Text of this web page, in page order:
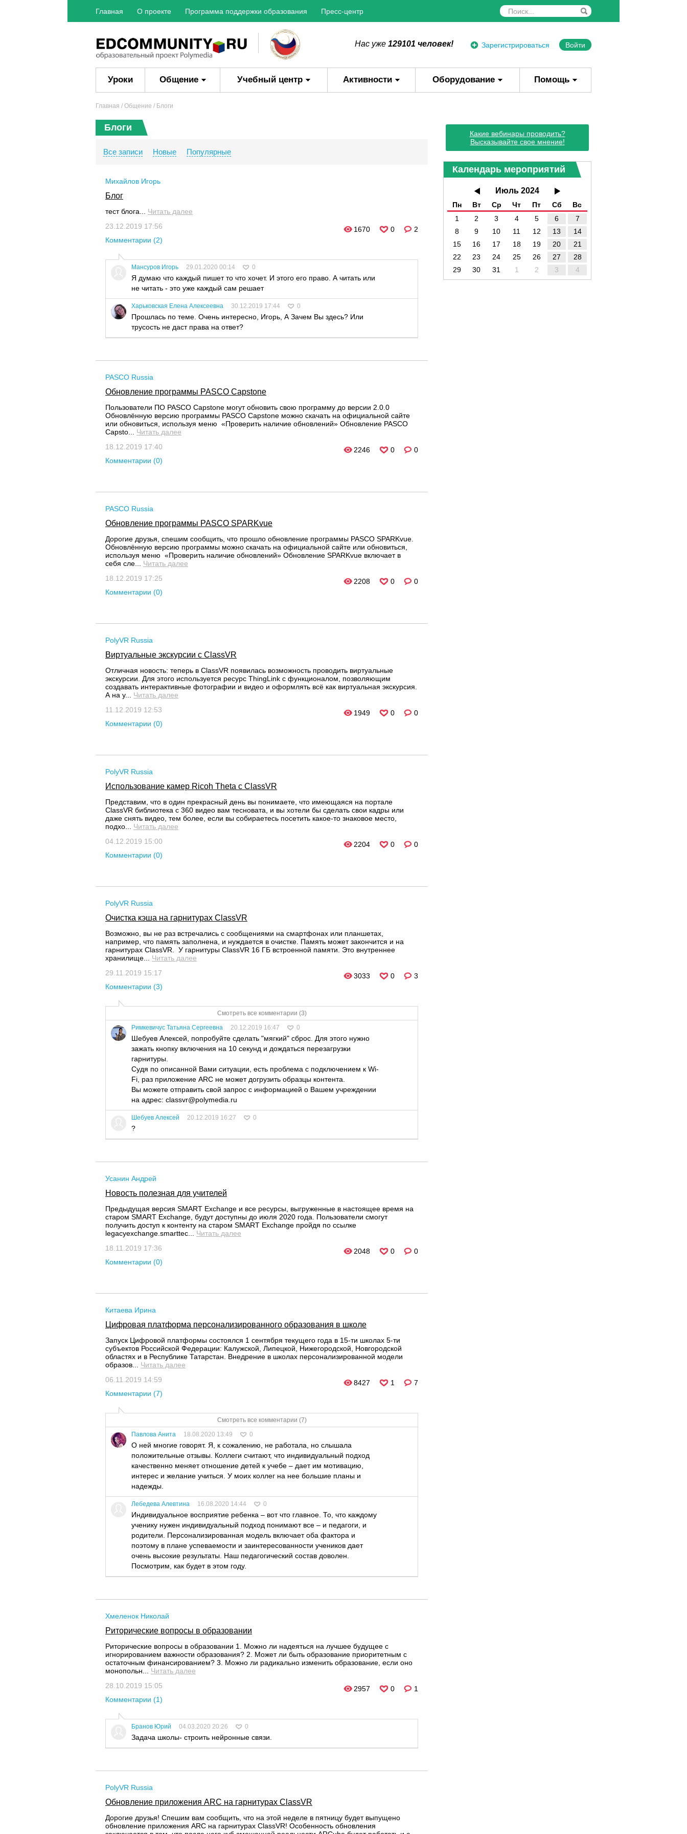
Главная О проекте Программа поддержки образования Пресс-центр
Зарегистрироваться Войти
Нас уже 129101 человек!
Уроки Общение Учебный центр Активности Оборудование Помощь
Главная / Общение / Блоги
Блоги
Все записи Новые Популярные
Михайлов Игорь
Блог
тест блога... Читать далее
23.12.2019 17:56
1670 0
2
Комментарии (2)
Мансуров Игорь 29.01.2020 00:14 0
Я думаю что каждый пишет то что хочет. И этого его право. А читать или
не читать - это уже каждый сам решает
Харьковская Елена Алексеевна 30.12.2019 17:44 0
Прошлась по теме. Очень интересно, Игорь, А Зачем Вы здесь? Или
трусость не даст права на ответ?
PASCO Russia
Обновление программы PASCO Capstone
Пользователи ПО PASCO Capstone могут обновить свою программу до версии 2.0.0
Обновлённую версию программы PASCO Capstone можно скачать на официальной сайте
или обновиться, используя меню «Проверить наличие обновлений» Обновление PASCO
Capsto... Читать далее
18.12.2019 17:40
2246 0
0
Комментарии (0)
PASCO Russia
Обновление программы PASCO SPARKvue
Дорогие друзья, спешим сообщить, что прошло обновление программы PASCO SPARKvue.
Обновлённую версию программы можно скачать на официальной сайте или обновиться,
используя меню «Проверить наличие обновлений» Обновление SPARKvue включает в
себя сле... Читать далее
18.12.2019 17:25
2208 0
0
Комментарии (0)
PolyVR Russia
Виртуальные экскурсии с ClassVR
Отличная новость: теперь в ClassVR появилась возможность проводить виртуальные
экскурсии. Для этого используется ресурс ThingLink с функционалом, позволяющим
создавать интерактивные фотографии и видео и оформлять всё как виртуальная экскурсия.
А на у... Читать далее
11.12.2019 12:53
1949 0
0
Комментарии (0)
PolyVR Russia
Использование камер Ricoh Theta с ClassVR
Представим, что в один прекрасный день вы понимаете, что имеющаяся на портале
ClassVR библиотека с 360 видео вам тесновата, и вы хотели бы сделать свои кадры или
даже снять видео, тем более, если вы собираетесь посетить какое-то знаковое место,
подхо... Читать далее
04.12.2019 15:00
2204 0
0
Комментарии (0)
PolyVR Russia
Очистка кэша на гарнитурах ClassVR
Возможно, вы не раз встречались с сообщениями на смартфонах или планшетах,
например, что память заполнена, и нуждается в очистке. Память может закончится и на
гарнитурах ClassVR. У гарнитуры ClassVR 16 ГБ встроенной памяти. Это внутреннее
хранилище... Читать далее
29.11.2019 15:17
3033 0
3
Комментарии (3)
Смотреть все комментарии (3)
Римкевичус Татьяна Сергеевна
20.12.2019 16:47 0
Шебуев Алексей, попробуйте сделать "мягкий" сброс. Для этого нужно
зажать кнопку включения на 10 секунд и дождаться перезагрузки
гарнитуры.
Судя по описанной Вами ситуации, есть проблема с подключением к Wi-
Fi, раз приложение ARC не может догрузить образцы контента.
Вы можете отправить свой запрос с информацией о Вашем учреждении
на адрес: classvr@polymedia.ru
Шебуев Алексей 20.12.2019 16:27 0
?
Усанин Андрей
Новость полезная для учителей
Предыдущая версия SMART Exchange и все ресурсы, выгруженные в настоящее время на
старом SMART Exchange, будут доступны до июля 2020 года. Пользователи смогут
получить доступ к контенту на старом SMART Exchange пройдя по ссылке
legacyexchange.smarttec... Читать далее
18.11.2019 17:36
2048 0
0
Комментарии (0)
Китаева Ирина
Цифровая платформа персонализированного образования в школе
Запуск Цифровой платформы состоялся 1 сентября текущего года в 15-ти школах 5-ти
субъектов Российской Федерации: Калужской, Липецкой, Нижегородской, Новгородской
областях и в Республике Татарстан. Внедрение в школах персонализированной модели
образов... Читать далее
06.11.2019 14:59
8427 1
7
Комментарии (7)
Смотреть все комментарии (7)
Павлова Анита
18.08.2020 13:49 0
О ней многие говорят. Я, к сожалению, не работала, но слышала
положительные отзывы. Коллеги считают, что индивидуальный подход
качественно меняет отношение детей к учебе – дает им мотивацию,
интерес и желание учиться. У моих коллег на нее большие планы и
надежды.
Лебедева Алевтина 16.08.2020 14:44 0
Индивидуальное восприятие ребенка – вот что главное. То, что каждому
ученику нужен индивидуальный подход понимают все – и педагоги, и
родители. Персонализированная модель включает оба фактора и
поэтому в плане успеваемости и заинтересованности учеников дает
очень высокие результаты. Наш педагогический состав доволен.
Посмотрим, как будет в этом году.
Хмеленок Николай
Риторические вопросы в образовании
Риторические вопросы в образовании 1. Можно ли надеяться на лучшее будущее с
игнорированием важности образования? 2. Может ли быть образование приоритетным с
остаточным финансированием? 3. Можно ли радикально изменить образование, если оно
монопольн... Читать далее
28.10.2019 15:05
2957 0
1
Комментарии (1)
Бранов Юрий 04.03.2020 20:26 0
Задача школы- строить нейронные связи.
PolyVR Russia
Обновление приложения ARC на гарнитурах ClassVR
Дорогие друзья! Спешим вам сообщить, что на этой неделе в пятницу будет выпущено
обновление приложения ARC на гарнитурах ClassVR! Особенность обновления
Какие вебинары проводить?
Высказывайте свое мнение!
Календарь мероприятий
Июль 2024
Пн Вт Ср Чт Пт Сб
Вс
1
2 3 4 5 6
7
8
9 10 11 12 13
14
15
16 17 18 19 20
21
22
23 24 25 26 27
28
29
30 31 1 2 3 4